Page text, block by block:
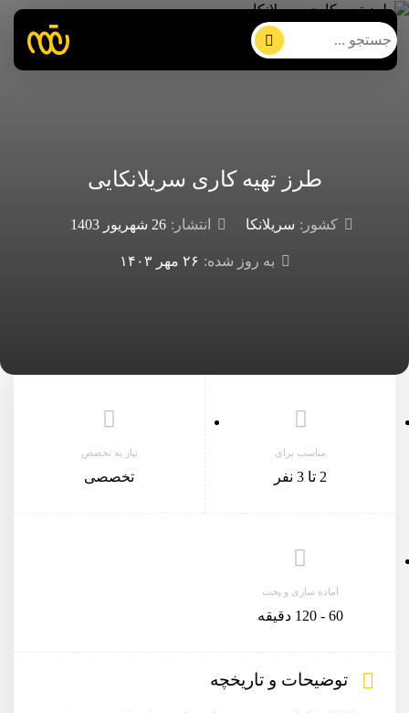
طرز تهیه کاری سریلانکایی
کشور: سریلانکا انتشار: 26 شهریور 1403
به روز شده: ۲۶ مهر ۱۴۰۳
مناسب برای
2 تا 3 نفر
نیاز به تخصص
تخصصی
آماده سازی و پخت
60 - 120 دقیقه
توضیحات و تاریخچه